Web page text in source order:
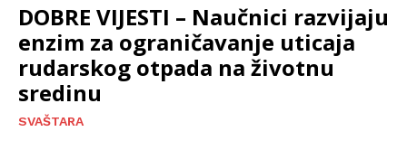
DOBRE VIJESTI – Naučnici razvijaju
enzim za ograničavanje uticaja
rudarskog otpada na životnu
sredinu
SVAŠTARA